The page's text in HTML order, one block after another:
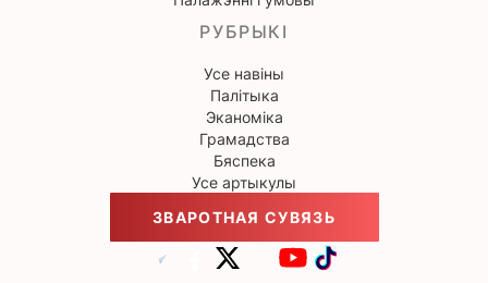
РУБРЫКІ
Усе навіны
Палітыка
Эканоміка
Грамадства
Бяспека
Усе артыкулы
ЗВАРОТНАЯ СУВЯЗЬ